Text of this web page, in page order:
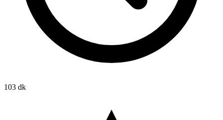
103 dk